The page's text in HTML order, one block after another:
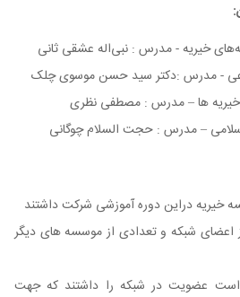
خیریه - مدرس : نبی‌اله عشقی ثانی
- مدرس :دکتر سید حسن موسوی چلک
خیریه ها – مدرس : مصطفی نظری
– مدرس : حجت السلام چوگانی
از اعضای شبکه و تعدادی از موسسه های دیگر
عضویت در شبکه را داشتند که جهت